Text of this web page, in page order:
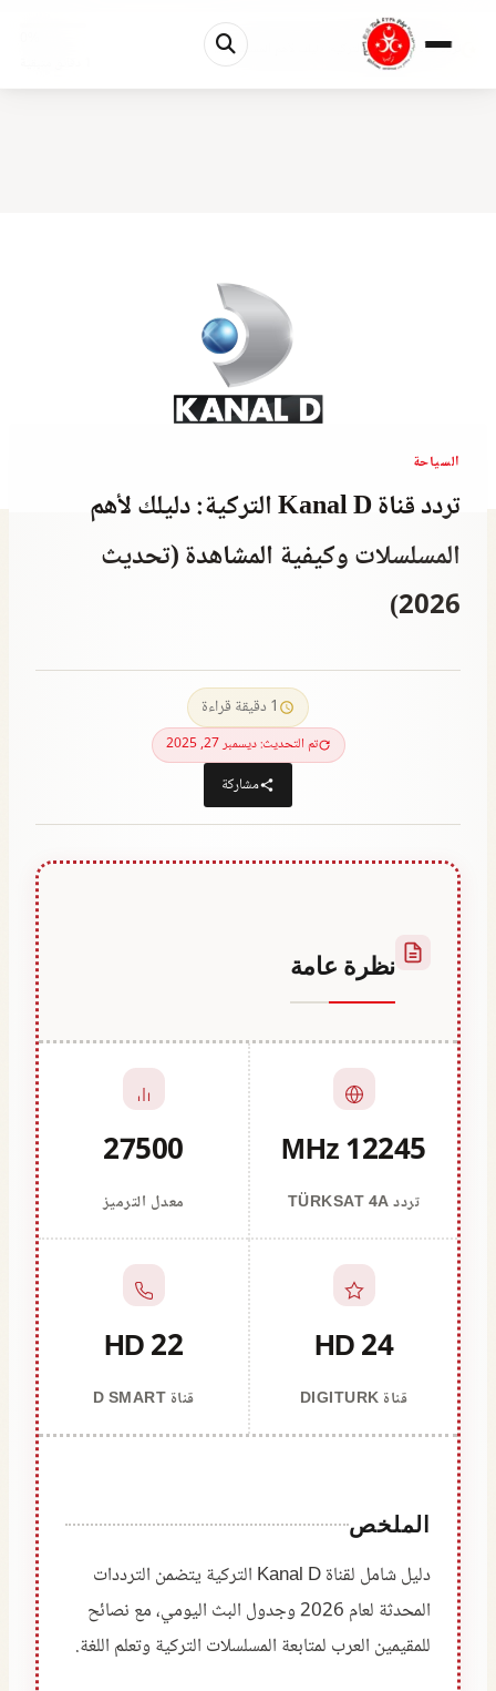
تردد قناة Kanal D التركية: دليلك لأهم المسلسلات...
السياحة
تردد قناة Kanal D التركية: دليلك لأهم
المسلسلات وكيفية المشاهدة (تحديث
2026)
1 دقيقة قراءة
تم التحديث: ديسمبر 27, 2025
مشاركة
نظرة عامة
12245 MHz
تردد TÜRKSAT 4A
27500
معدل الترميز
24 HD
قناة DIGITURK
22 HD
قناة D SMART
الملخص
دليل شامل لقناة Kanal D التركية يتضمن الترددات
المحدثة لعام 2026 وجدول البث اليومي، مع نصائح
للمقيمين العرب لمتابعة المسلسلات التركية وتعلم اللغة.